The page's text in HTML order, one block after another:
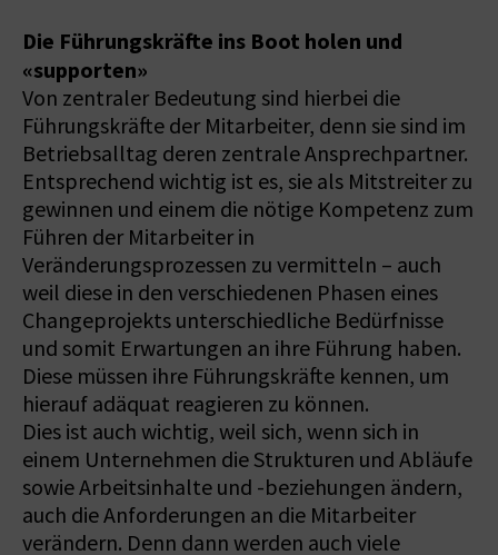
Die Führungskräfte ins Boot holen und
«supporten»
Von zentraler Bedeutung sind hierbei die
Führungskräfte der Mitarbeiter, denn sie sind im
Betriebsalltag deren zentrale Ansprechpartner.
Entsprechend wichtig ist es, sie als Mitstreiter zu
gewinnen und einem die nötige Kompetenz zum
Führen der Mitarbeiter in
Veränderungsprozessen zu vermitteln – auch
weil diese in den verschiedenen Phasen eines
Changeprojekts unterschiedliche Bedürfnisse
und somit Erwartungen an ihre Führung haben.
Diese müssen ihre Führungskräfte kennen, um
hierauf adäquat reagieren zu können.
Dies ist auch wichtig, weil sich, wenn sich in
einem Unternehmen die Strukturen und Abläufe
sowie Arbeitsinhalte und -beziehungen ändern,
auch die Anforderungen an die Mitarbeiter
verändern. Denn dann werden auch viele